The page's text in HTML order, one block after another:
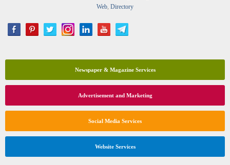
Web Directory
Newspaper & Magazine Services
Advertisement and Marketing
Social Media Services
Website Services